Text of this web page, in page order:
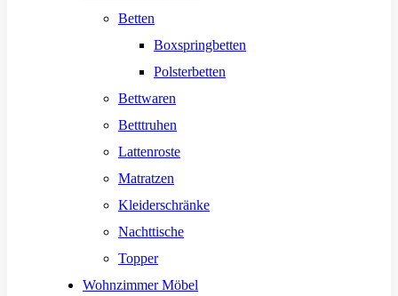
Betten
Boxspringbetten
Polsterbetten
Bettwaren
Betttruhen
Lattenroste
Matratzen
Kleiderschränke
Nachttische
Topper
Wohnzimmer Möbel